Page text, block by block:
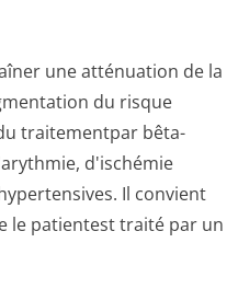
une atténuation de la
du risque
traitementpar bêta-
d'ischémie
Il convient
le patientest traité par un